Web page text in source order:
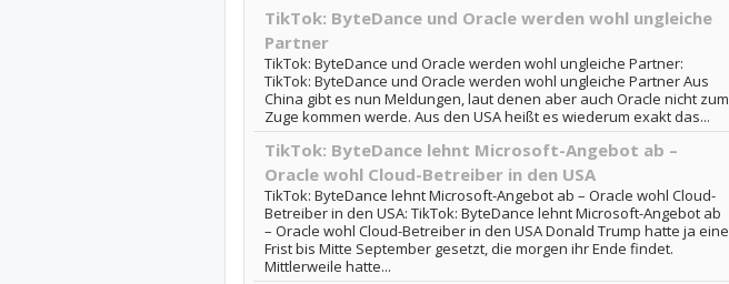
TikTok: ByteDance und Oracle werden wohl ungleiche
Partner
TikTok: ByteDance und Oracle werden wohl ungleiche Partner:
TikTok: ByteDance und Oracle werden wohl ungleiche Partner Aus
China gibt es nun Meldungen, laut denen aber auch Oracle nicht zum
Zuge kommen werde. Aus den USA heißt es wiederum exakt das...
TikTok: ByteDance lehnt Microsoft-Angebot ab –
Oracle wohl Cloud-Betreiber in den USA
TikTok: ByteDance lehnt Microsoft-Angebot ab – Oracle wohl Cloud-
Betreiber in den USA: TikTok: ByteDance lehnt Microsoft-Angebot ab
– Oracle wohl Cloud-Betreiber in den USA Donald Trump hatte ja eine
Frist bis Mitte September gesetzt, die morgen ihr Ende findet.
Mittlerweile hatte...